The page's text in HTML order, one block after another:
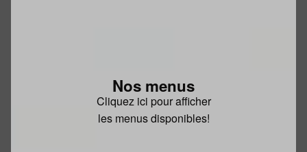
Nos menus
Cliquez ici pour afficher
les menus disponibles!